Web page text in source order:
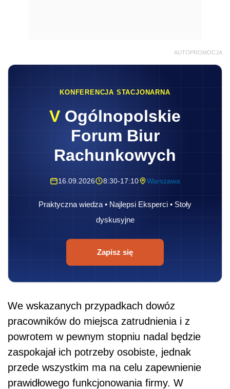
AUTOPROMOCJA
KONFERENCJA STACJONARNA
V Ogólnopolskie
Forum Biur
Rachunkowych
16.09.2026 8:30-17:10 Warszawa
Praktyczna wiedza • Najlepsi Eksperci • Stoły
dyskusyjne
Zapisz się
We wskazanych przypadkach dowóz
pracowników do miejsca zatrudnienia i z
powrotem w pewnym stopniu nadal będzie
zaspokajał ich potrzeby osobiste, jednak
przede wszystkim ma na celu zapewnienie
prawidłowego funkcjonowania firmy. W